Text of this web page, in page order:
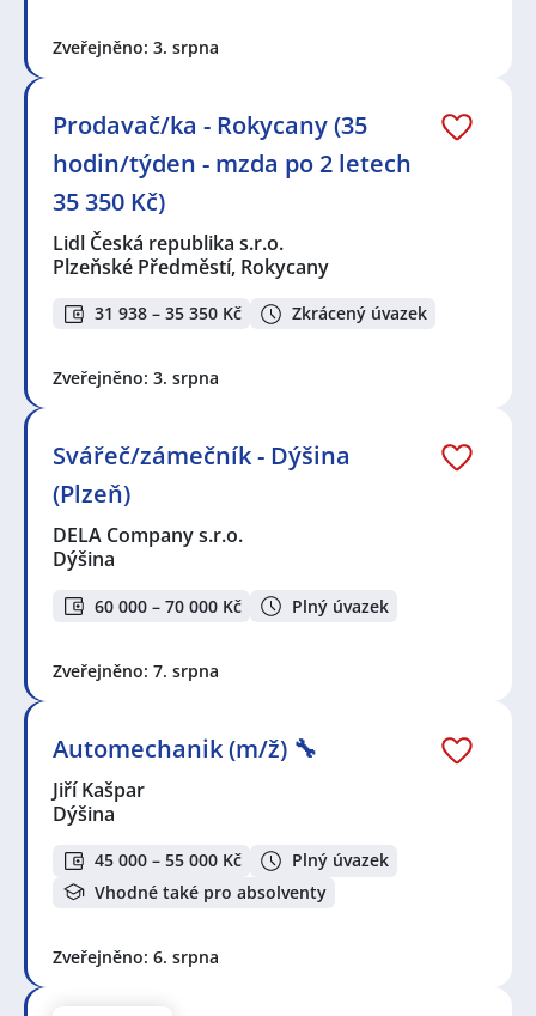
Zveřejněno: 3. srpna
Prodavač/ka - Rokycany (35
hodin/týden - mzda po 2 letech
35 350 Kč)
Lidl Česká republika s.r.o.
Plzeňské Předměstí, Rokycany
31 938 – 35 350 Kč Zkrácený úvazek
Zveřejněno: 3. srpna
Svářeč/zámečník - Dýšina
(Plzeň)
DELA Company s.r.o.
Dýšina
60 000 – 70 000 Kč Plný úvazek
Zveřejněno: 7. srpna
Automechanik (m/ž) 🔧
Jiří Kašpar
Dýšina
45 000 – 55 000 Kč
Plný úvazek
Vhodné také pro absolventy
Zveřejněno: 6. srpna